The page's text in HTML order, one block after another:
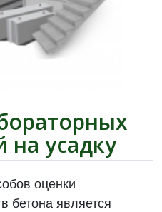
на усадку
оценки
бетона является